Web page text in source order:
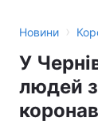
Новини ›
У
людей